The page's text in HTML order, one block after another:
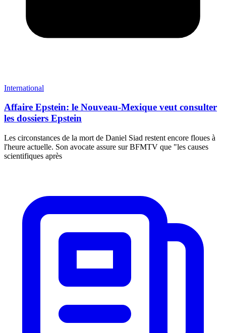
International
Affaire Epstein: le Nouveau-Mexique veut consulter
les dossiers Epstein
Les circonstances de la mort de Daniel Siad restent encore floues à
l'heure actuelle. Son avocate assure sur BFMTV que "les causes
scientifiques après